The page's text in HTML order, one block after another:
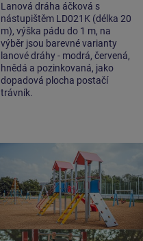
Lanová dráha áčková s
nástupištěm LD021K (délka 20
m), výška pádu do 1 m, na
výběr jsou barevné varianty
lanové dráhy - modrá, červená,
hnědá a pozinkovaná, jako
dopadová plocha postačí
trávník.